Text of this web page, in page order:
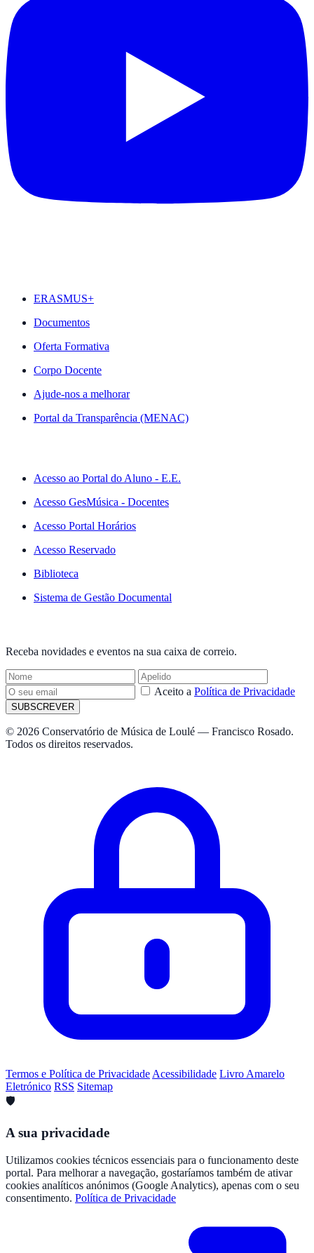
ERASMUS+
Documentos
Oferta Formativa
Corpo Docente
Ajude-nos a melhorar
Portal da Transparência (MENAC)
Acesso ao Portal do Aluno - E.E.
Acesso GesMúsica - Docentes
Acesso Portal Horários
Acesso Reservado
Biblioteca
Sistema de Gestão Documental
Receba novidades e eventos na sua caixa de correio.
Aceito a Política de Privacidade
SUBSCREVER
© 2026 Conservatório de Música de Loulé — Francisco Rosado.
Todos os direitos reservados.
Termos e Política de Privacidade Acessibilidade Livro Amarelo
Eletrónico RSS Sitemap
🛡️
A sua privacidade
Utilizamos cookies técnicos essenciais para o funcionamento deste
portal. Para melhorar a navegação, gostaríamos também de ativar
cookies analíticos anónimos (Google Analytics), apenas com o seu
consentimento. Política de Privacidade